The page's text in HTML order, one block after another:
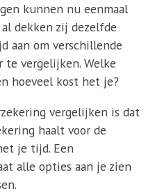
kunnen nu eenmaal
dekken zij dezelfde
aan om verschillende
te vergelijken. Welke
hoeveel kost het je?
vergelijken is dat
haalt voor de
je tijd. Een
alle opties aan je zien